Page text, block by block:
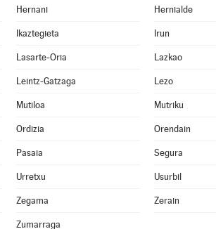
Hernani Hernialde
Ikaztegieta Irun
Lasarte-Oria Lazkao
Leintz-Gatzaga Lezo
Mutiloa Mutriku
Ordizia Orendain
Pasaia Segura
Urretxu Usurbil
Zegama Zerain
Zumarraga